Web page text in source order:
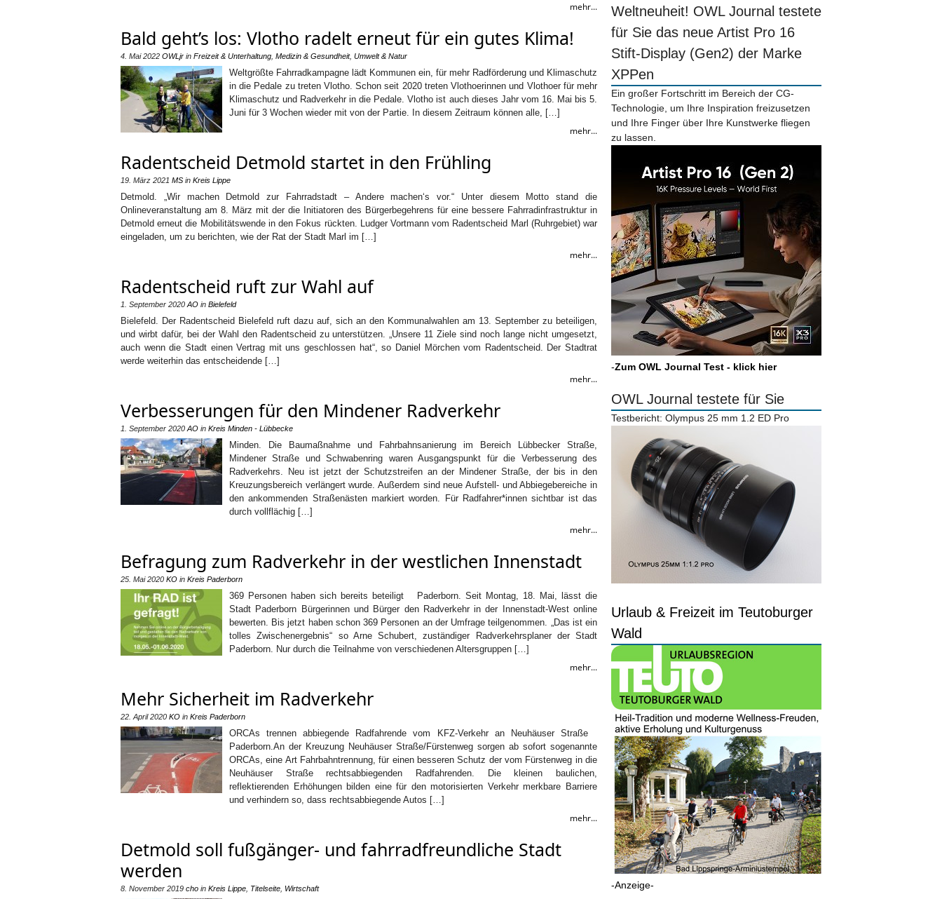
mehr...
Bald geht’s los: Vlotho radelt erneut für ein gutes Klima!
4. Mai 2022 OWLjr in Freizeit & Unterhaltung Medizin & Gesundheit, Umwelt & Natur
Weltgrößte Fahrradkampagne lädt Kommunen ein, für mehr Radförderung und Klimaschutz
in die Pedale zu treten Vlotho. Schon seit 2020 treten Vlothoerinnen und Vlothoer für mehr
Klimaschutz und Radverkehr in die Pedale. Vlotho ist auch dieses Jahr vom 16. Mai bis 5.
Juni für 3 Wochen wieder mit von der Partie. In diesem Zeitraum können alle, […]
mehr...
Radentscheid Detmold startet in den Frühling
19. März 2021 MS in Kreis Lippe
Detmold. „Wir machen Detmold zur Fahrradstadt – Andere machen‘s vor.“ Unter diesem Motto stand die
Onlineveranstaltung am 8. März mit der die Initiatoren des Bürgerbegehrens für eine bessere Fahrradinfrastruktur in
Detmold erneut die Mobilitätswende in den Fokus rückten. Ludger Vortmann vom Radentscheid Marl (Ruhrgebiet) war
eingeladen, um zu berichten, wie der Rat der Stadt Marl im […]
mehr...
Radentscheid ruft zur Wahl auf
1. September 2020 AO in Bielefeld
Bielefeld. Der Radentscheid Bielefeld ruft dazu auf, sich an den Kommunalwahlen am 13. September zu beteiligen,
und wirbt dafür, bei der Wahl den Radentscheid zu unterstützen. „Unsere 11 Ziele sind noch lange nicht umgesetzt,
auch wenn die Stadt einen Vertrag mit uns geschlossen hat“, so Daniel Mörchen vom Radentscheid. Der Stadtrat
werde weiterhin das entscheidende […]
mehr...
Verbesserungen für den Mindener Radverkehr
1. September 2020 AO in Kreis Minden - Lübbecke
Minden. Die Baumaßnahme und Fahrbahnsanierung im Bereich Lübbecker Straße,
Mindener Straße und Schwabenring waren Ausgangspunkt für die Verbesserung des
Radverkehrs. Neu ist jetzt der Schutzstreifen an der Mindener Straße, der bis in den
Kreuzungsbereich verlängert wurde. Außerdem sind neue Aufstell- und Abbiegebereiche in
den ankommenden Straßenästen markiert worden. Für Radfahrer*innen sichtbar ist das
durch vollflächig […]
mehr...
Befragung zum Radverkehr in der westlichen Innenstadt
25. Mai 2020 KO in Kreis Paderborn
369 Personen haben sich bereits beteiligt Paderborn. Seit Montag, 18. Mai, lässt die
Stadt Paderborn Bürgerinnen und Bürger den Radverkehr in der Innenstadt-West online
bewerten. Bis jetzt haben schon 369 Personen an der Umfrage teilgenommen. „Das ist ein
tolles Zwischenergebnis“ so Arne Schubert, zuständiger Radverkehrsplaner der Stadt
Paderborn. Nur durch die Teilnahme von verschiedenen Altersgruppen […]
mehr...
Mehr Sicherheit im Radverkehr
22. April 2020 KO in Kreis Paderborn
ORCAs trennen abbiegende Radfahrende vom KFZ-Verkehr an Neuhäuser Straße
Paderborn.An der Kreuzung Neuhäuser Straße/Fürstenweg sorgen ab sofort sogenannte
ORCAs, eine Art Fahrbahntrennung, für einen besseren Schutz der vom Fürstenweg in die
Neuhäuser Straße rechtsabbiegenden Radfahrenden. Die kleinen baulichen,
reflektierenden Erhöhungen bilden eine für den motorisierten Verkehr merkbare Barriere
und verhindern so, dass rechtsabbiegende Autos […]
mehr...
Detmold soll fußgänger- und fahrradfreundliche Stadt
werden
8. November 2019 cho in Kreis Lippe Titelseite Wirtschaft
Weltneuheit! OWL Journal testete
für Sie das neue Artist Pro 16
Stift-Display (Gen2) der Marke
XPPen
Ein großer Fortschritt im Bereich der CG-
Technologie, um Ihre Inspiration freizusetzen
und Ihre Finger über Ihre Kunstwerke fliegen
zu lassen.
-Zum OWL Journal Test - klick hier
OWL Journal testete für Sie
Testbericht: Olympus 25 mm 1.2 ED Pro
Urlaub & Freizeit im Teutoburger
Wald
-Anzeige-